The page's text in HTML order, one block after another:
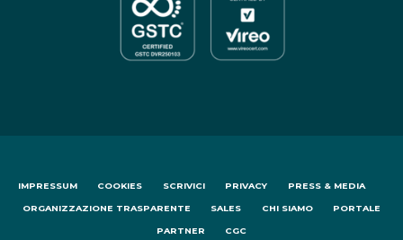
IMPRESSUM COOKIES SCRIVICI PRIVACY PRESS & MEDIA
ORGANIZZAZIONE TRASPARENTE SALES CHI SIAMO PORTALE
PARTNER CGC